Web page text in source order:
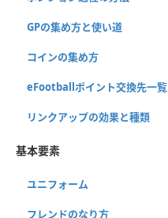
GPの集め方と使い道
コインの集め方
eFootballポイント交換先一覧
リンクアップの効果と種類
基本要素
ユニフォーム
フレンドのなり方